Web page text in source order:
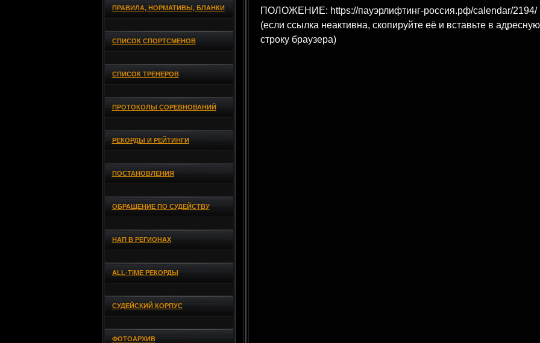
ПРАВИЛА, НОРМАТИВЫ, БЛАНКИ
СПИСОК СПОРТСМЕНОВ
СПИСОК ТРЕНЕРОВ
ПРОТОКОЛЫ СОРЕВНОВАНИЙ
РЕКОРДЫ И РЕЙТИНГИ
ПОСТАНОВЛЕНИЯ
ОБРАЩЕНИЕ ПО СУДЕЙСТВУ
НАП В РЕГИОНАХ
ALL-TIME РЕКОРДЫ
СУДЕЙСКИЙ КОРПУС
ФОТОАРХИВ
ПОЛОЖЕНИЕ: https://пауэрлифтинг-россия.рф/calendar/2194/
(если ссылка неактивна, скопируйте её и вставьте в адресную
строку браузера)